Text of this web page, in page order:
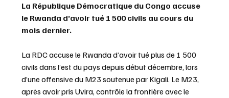
La République Démocratique du Congo accuse
le Rwanda d’avoir tué 1 500 civils au cours du
mois dernier.
La RDC accuse le Rwanda d’avoir tué plus de 1 500
civils dans l’est du pays depuis début décembre, lors
d’une offensive du M23 soutenue par Kigali. Le M23,
après avoir pris Uvira, contrôle la frontière avec le